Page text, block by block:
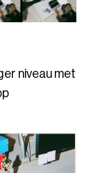
niveau met